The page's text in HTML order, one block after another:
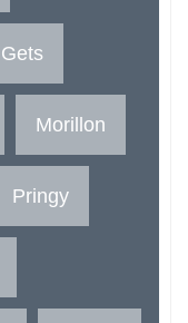
Morillon
Pringy